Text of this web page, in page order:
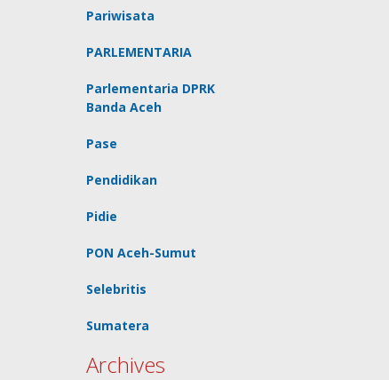
Pariwisata
PARLEMENTARIA
Parlementaria DPRK
Banda Aceh
Pase
Pendidikan
Pidie
PON Aceh-Sumut
Selebritis
Sumatera
Archives